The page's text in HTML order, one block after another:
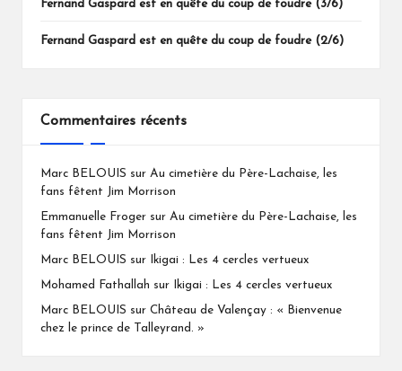
Fernand Gaspard est en quête du coup de foudre (3/6)
Fernand Gaspard est en quête du coup de foudre (2/6)
Commentaires récents
Marc BELOUIS sur Au cimetière du Père-Lachaise, les
fans fêtent Jim Morrison
Emmanuelle Froger sur Au cimetière du Père-Lachaise, les
fans fêtent Jim Morrison
Marc BELOUIS sur Ikigai : Les 4 cercles vertueux
Mohamed Fathallah sur Ikigai : Les 4 cercles vertueux
Marc BELOUIS sur Château de Valençay : « Bienvenue
chez le prince de Talleyrand. »